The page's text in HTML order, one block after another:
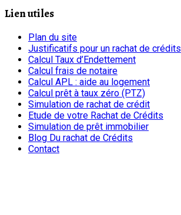
Lien utiles
Plan du site
Justificatifs pour un rachat de crédits
Calcul Taux d’Endettement
Calcul frais de notaire
Calcul APL : aide au logement
Calcul prêt à taux zéro (PTZ)
Simulation de rachat de crédit
Etude de votre Rachat de Crédits
Simulation de prêt immobilier
Blog Du rachat de Crédits
Contact